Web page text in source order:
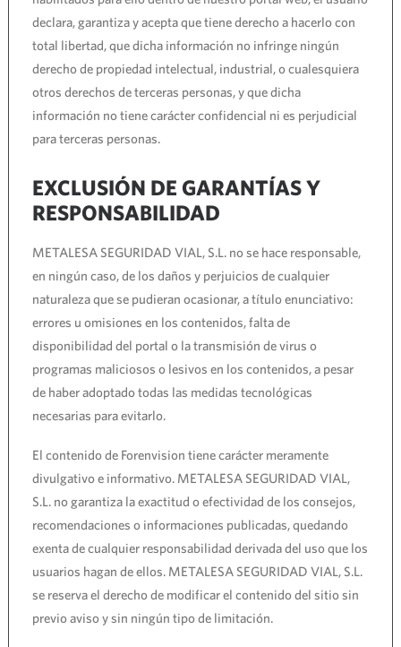
declara, garantiza y acepta que tiene derecho a hacerlo con
total libertad, que dicha información no infringe ningún
derecho de propiedad intelectual, industrial, o cualesquiera
otros derechos de terceras personas, y que dicha
información no tiene carácter confidencial ni es perjudicial
para terceras personas.
EXCLUSIÓN DE GARANTÍAS Y
RESPONSABILIDAD
METALESA SEGURIDAD VIAL, S.L. no se hace responsable,
en ningún caso, de los daños y perjuicios de cualquier
naturaleza que se pudieran ocasionar, a título enunciativo:
errores u omisiones en los contenidos, falta de
disponibilidad del portal o la transmisión de virus o
programas maliciosos o lesivos en los contenidos, a pesar
de haber adoptado todas las medidas tecnológicas
necesarias para evitarlo.
El contenido de Forenvision tiene carácter meramente
divulgativo e informativo. METALESA SEGURIDAD VIAL,
S.L. no garantiza la exactitud o efectividad de los consejos,
recomendaciones o informaciones publicadas, quedando
exenta de cualquier responsabilidad derivada del uso que los
usuarios hagan de ellos. METALESA SEGURIDAD VIAL, S.L.
se reserva el derecho de modificar el contenido del sitio sin
previo aviso y sin ningún tipo de limitación.